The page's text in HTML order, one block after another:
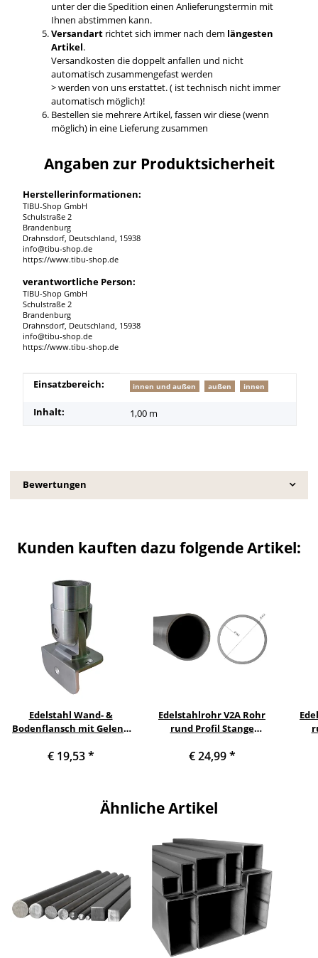
unter der die Spedition einen Anlieferungstermin mit
Ihnen abstimmen kann.
Versandartrichtet sich immer nach dem längesten
Artikel.
Versandkosten die doppelt anfallen und nicht
automatisch zusammengefast werden
> werden von uns erstattet. ( ist technisch nicht immer
automatisch möglich)!
Bestellen sie mehrere Artikel, fassen wir diese (wenn
möglich) in eine Lieferung zusammen
Angaben zur Produktsicherheit
Herstellerinformationen:
TIBU-Shop GmbH
Schulstraße 2
Brandenburg
Drahnsdorf, Deutschland, 15938
info@tibu-shop.de
https://www.tibu-shop.de
verantwortliche Person:
TIBU-Shop GmbH
Schulstraße 2
Brandenburg
Drahnsdorf, Deutschland, 15938
info@tibu-shop.de
https://www.tibu-shop.de
Produkteigenschaft
Wert
Einsatzbereich: innen und außen außen innen
Inhalt: 1,00 m
Bewertungen
Kunden kauften dazu folgende Artikel:
Edelstahl Wand- &
Bodenflansch mit Gelenk
Rohr 42,4 x 2 mm
€ 19,53*
Edelstahlrohr V2A Rohr
rund Profil Stange
(1¼ Zoll)Länge: 1000 mm
€ 24,99*
Ähnliche Artikel